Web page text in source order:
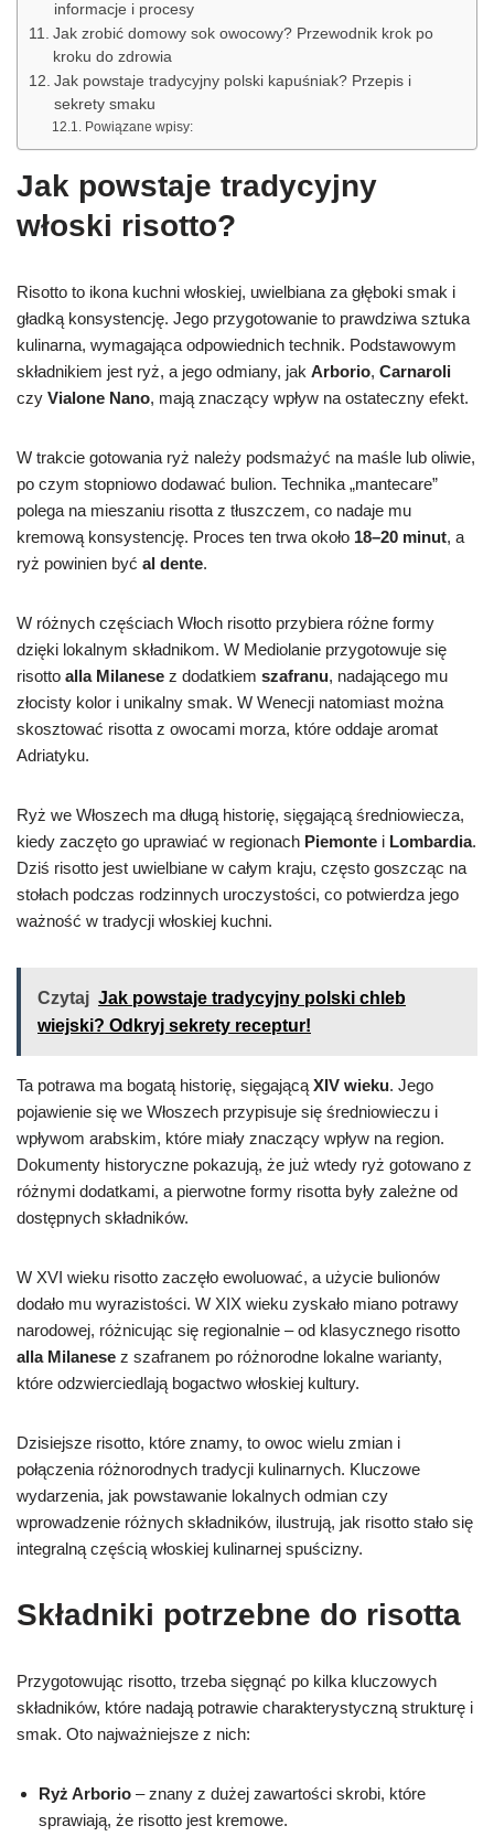
informacje i procesy
Jak zrobić domowy sok owocowy? Przewodnik krok po
kroku do zdrowia
Jak powstaje tradycyjny polski kapuśniak? Przepis i
sekrety smaku
Powiązane wpisy:
Jak powstaje tradycyjny
włoski risotto?
Risotto to ikona kuchni włoskiej, uwielbiana za głęboki smak i
gładką konsystencję. Jego przygotowanie to prawdziwa sztuka
kulinarna, wymagająca odpowiednich technik. Podstawowym
składnikiem jest ryż, a jego odmiany, jak Arborio, Carnaroli
czy Vialone Nano, mają znaczący wpływ na ostateczny efekt.
W trakcie gotowania ryż należy podsmażyć na maśle lub oliwie,
po czym stopniowo dodawać bulion. Technika „mantecare”
polega na mieszaniu risotta z tłuszczem, co nadaje mu
kremową konsystencję. Proces ten trwa około 18–20 minut, a
ryż powinien być al dente.
W różnych częściach Włoch risotto przybiera różne formy
dzięki lokalnym składnikom. W Mediolanie przygotowuje się
risotto alla Milanese z dodatkiem szafranu, nadającego mu
złocisty kolor i unikalny smak. W Wenecji natomiast można
skosztować risotta z owocami morza, które oddaje aromat
Adriatyku.
Ryż we Włoszech ma długą historię, sięgającą średniowiecza,
kiedy zaczęto go uprawiać w regionach Piemonte i Lombardia.
Dziś risotto jest uwielbiane w całym kraju, często goszcząc na
stołach podczas rodzinnych uroczystości, co potwierdza jego
ważność w tradycji włoskiej kuchni.
Czytaj Jak powstaje tradycyjny polski chleb
wiejski? Odkryj sekrety receptur!
Ta potrawa ma bogatą historię, sięgającą XIV wieku. Jego
pojawienie się we Włoszech przypisuje się średniowieczu i
wpływom arabskim, które miały znaczący wpływ na region.
Dokumenty historyczne pokazują, że już wtedy ryż gotowano z
różnymi dodatkami, a pierwotne formy risotta były zależne od
dostępnych składników.
W XVI wieku risotto zaczęło ewoluować, a użycie bulionów
dodało mu wyrazistości. W XIX wieku zyskało miano potrawy
narodowej, różnicując się regionalnie – od klasycznego risotto
alla Milanese z szafranem po różnorodne lokalne warianty,
które odzwierciedlają bogactwo włoskiej kultury.
Dzisiejsze risotto, które znamy, to owoc wielu zmian i
połączenia różnorodnych tradycji kulinarnych. Kluczowe
wydarzenia, jak powstawanie lokalnych odmian czy
wprowadzenie różnych składników, ilustrują, jak risotto stało się
integralną częścią włoskiej kulinarnej spuścizny.
Składniki potrzebne do risotta
Przygotowując risotto, trzeba sięgnąć po kilka kluczowych
składników, które nadają potrawie charakterystyczną strukturę i
smak. Oto najważniejsze z nich:
Ryż Arborio – znany z dużej zawartości skrobi, które
sprawiają, że risotto jest kremowe.